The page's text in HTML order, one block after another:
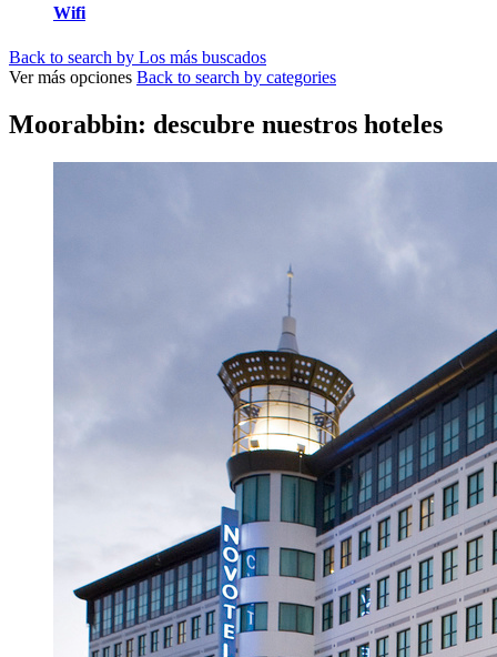
Wifi
Back to search by Los más buscados
Ver más opciones Back to search by categories
Moorabbin: descubre nuestros hoteles